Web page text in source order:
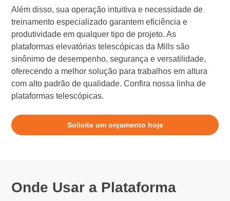
Além disso, sua operação intuitiva e necessidade de
treinamento especializado garantem eficiência e
produtividade em qualquer tipo de projeto. As
plataformas elevatórias telescópicas da Mills são
sinônimo de desempenho, segurança e versatilidade,
oferecendo a melhor solução para trabalhos em altura
com alto padrão de qualidade. Confira nossa linha de
plataformas telescópicas.
Solicite um orçamento hoje
Onde Usar a Plataforma